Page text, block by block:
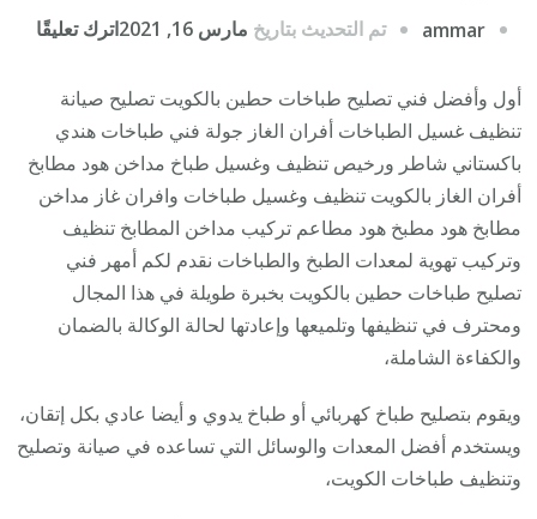
ammar تم التحديث بتاريخ مارس 16, 2021 اترك تعليقًا
أول وأفضل فني تصليح طباخات حطين بالكويت تصليح صيانة
تنظيف غسيل الطباخات أفران الغاز جولة فني طباخات هندي
باكستاني شاطر ورخيص تنظيف وغسيل طباخ مداخن هود مطابخ
أفران الغاز بالكويت تنظيف وغسيل طباخات وافران غاز مداخن
مطابخ هود مطبخ هود مطاعم تركيب مداخن المطابخ تنظيف
وتركيب تهوية لمعدات الطبخ والطباخات نقدم لكم أمهر فني
تصليح طباخات حطين بالكويت بخبرة طويلة في هذا المجال
ومحترف في تنظيفها وتلميعها وإعادتها لحالة الوكالة بالضمان
والكفاءة الشاملة،
ويقوم بتصليح طباخ كهربائي أو طباخ يدوي و أيضا عادي بكل إتقان،
ويستخدم أفضل المعدات والوسائل التي تساعده في صيانة وتصليح
وتنظيف طباخات الكويت،